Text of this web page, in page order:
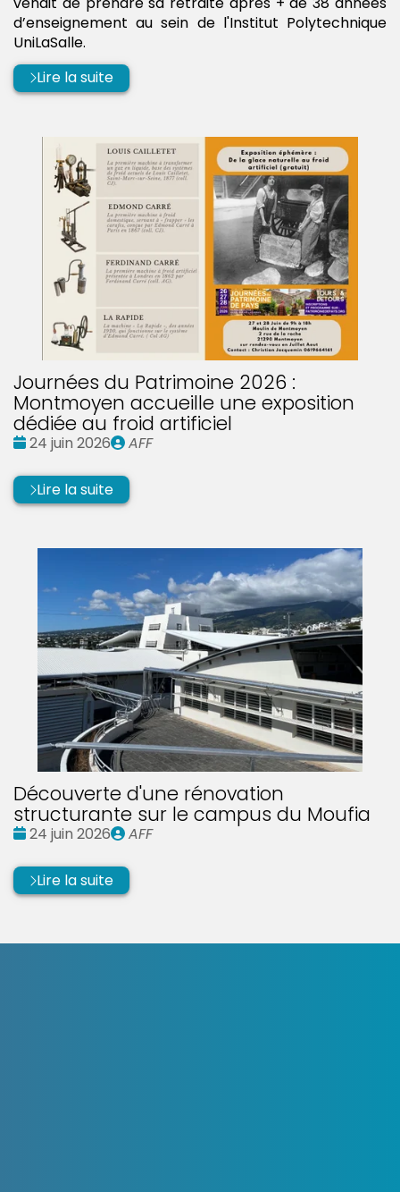
d’enseignement au sein de l'Institut Polytechnique
UniLaSalle.
Lire la suite
Journées du Patrimoine 2026 :
Montmoyen accueille une exposition
dédiée au froid artificiel
Date
24 juin 2026
Publié
AFF
Lire la suite
Découverte d'une rénovation
structurante sur le campus du Moufia
Date
24 juin 2026
Publié
AFF
Lire la suite